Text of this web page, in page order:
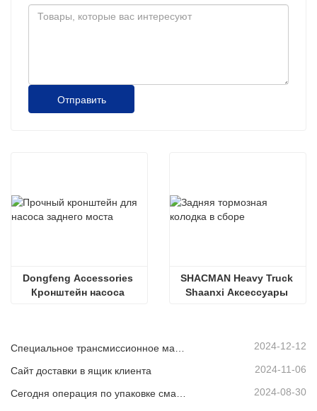
Отправить
Dongfeng Accessories
Кронштейн насоса
SHACMAN Heavy Truck
Shaanxi Аксессуары
2024-12-12
Сайт доставки в ящик клиента 2024-11-06
Сегодня операция по упаковке смазочного масла осуществляется упорядоченным образом, что способствует устойчивому развитию промышленного развития. 2024-08-30